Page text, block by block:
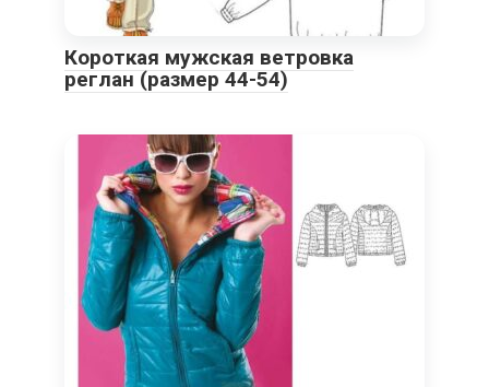
Короткая мужская ветровка
реглан (размер 44-54)